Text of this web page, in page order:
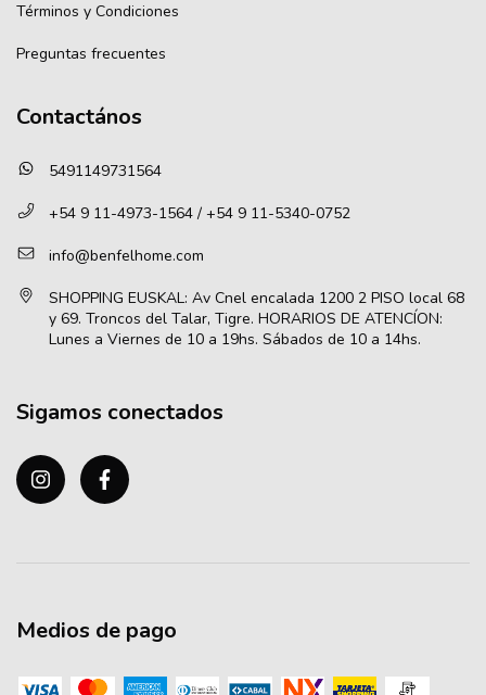
Términos y Condiciones
Preguntas frecuentes
Contactános
5491149731564
+54 9 11-4973-1564 / +54 9 11-5340-0752
info@benfelhome.com
Sigamos conectados
Medios de pago